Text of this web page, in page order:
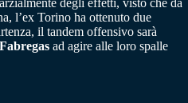
l’ex Torino ha ottenuto due
il tandem offensivo sarà
Fabregas ad agire alle loro spalle